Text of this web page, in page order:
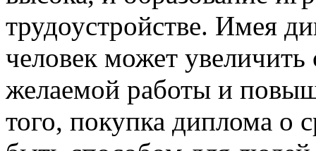
трудоустройстве. Имея
человек может
желаемой работы и
того, покупка диплома о